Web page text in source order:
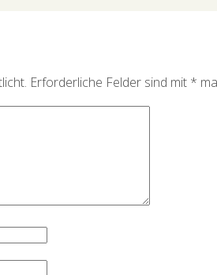
Erforderliche Felder sind mit *